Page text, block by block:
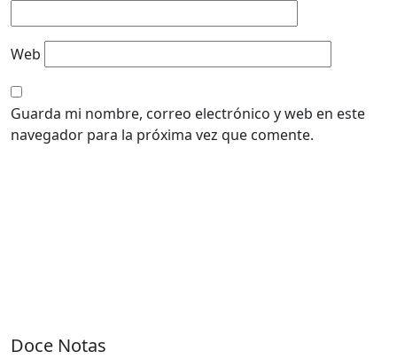
Web
Guarda mi nombre, correo electrónico y web en este
navegador para la próxima vez que comente.
Doce Notas